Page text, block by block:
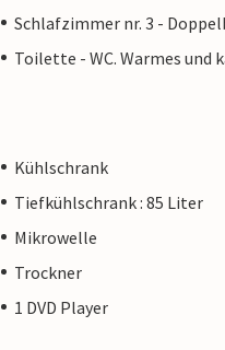
Schlafzimmer nr. 3 -
Toilette - WC. Warmes und
Kühlschrank
Tiefkühlschrank : 85 Liter
Mikrowelle
Trockner
1 DVD Player